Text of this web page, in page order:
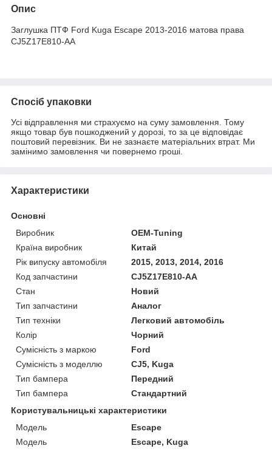
Опис
Заглушка ПТФ Ford Kuga Escape 2013-2016 матова права
CJ5Z17E810-AA
Спосіб упаковки
Усі відправлення ми страхуємо на суму замовлення. Тому
якщо товар був пошкоджений у дорозі, то за це відповідає
поштовий перевізник. Ви не зазнаєте матеріальних втрат. Ми
замінимо замовлення чи повернемо гроші.
Характеристики
Основні
Виробник
OEM-Tuning
Країна виробник
Китай
Рік випуску автомобіля
2015, 2013, 2014, 2016
Код запчастини
CJ5Z17E810-AA
Стан
Новий
Тип запчастини
Аналог
Тип техніки
Легковий автомобіль
Колір
Чорний
Сумісність з маркою
Ford
Сумісність з моделлю
CJ5, Kuga
Тип бампера
Передний
Тип бампера
Стандартний
Користувальницькі характеристики
Мoдель
Escape
Модель
Escape, Kuga